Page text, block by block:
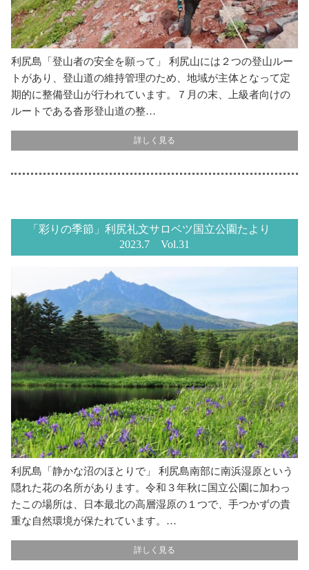
利尻島「登山者の安全を願って」 利尻山には２つの登山ルー
トがあり、登山道の維持管理のため、地域が主体となって定
期的に整備登山が行われています。７月の末、上級者向けの
ルートである沓形登山道の整…
詳しく見る
「彩りの季節」利尻礼文サロベツ国立公園たより
2023.7 Vol.31
利尻島「静かな沼のほとりで」 利尻島南部に南浜湿原という
隠れた花の名所があります。令和３年秋に国立公園に加わっ
たこの場所は、日本最北の高層湿原の１つで、手つかずの貴
重な自然環境が保たれています。…
詳しく見る